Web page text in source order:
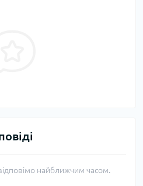
найближчим часом.